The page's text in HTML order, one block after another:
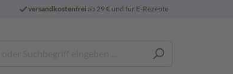
versandkostenfreiab 29 € und für E-Rezepte